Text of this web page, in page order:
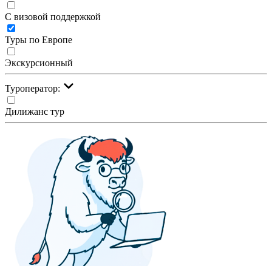
С визовой поддержкой
Туры по Европе
Экскурсионный
Туроператор:
Дилижанс тур